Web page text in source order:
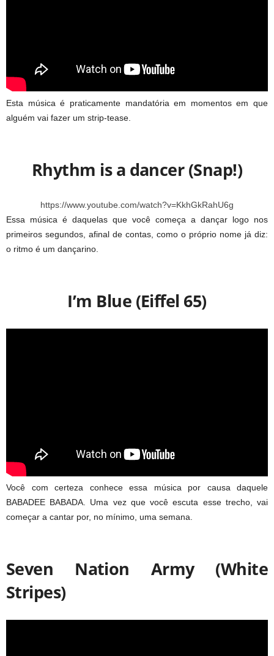
Esta música é praticamente mandatória em momentos em que
alguém vai fazer um strip-tease.
Rhythm is a dancer (Snap!)
https://www.youtube.com/watch?v=KkhGkRahU6g
Essa música é daquelas que você começa a dançar logo nos
primeiros segundos, afinal de contas, como o próprio nome já diz:
o ritmo é um dançarino.
I’m Blue (Eiffel 65)
Você com certeza conhece essa música por causa daquele
BABADEE BABADA. Uma vez que você escuta esse trecho, vai
começar a cantar por, no mínimo, uma semana.
Seven Nation Army (White
Stripes)